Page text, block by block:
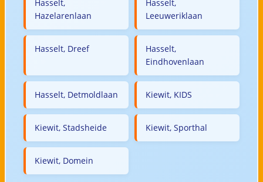
Hasselt,
Hazelarenlaan
Hasselt,
Leeuweriklaan
Hasselt, Dreef
Hasselt,
Eindhovenlaan
Hasselt, Detmoldlaan Kiewit, KIDS
Kiewit, Stadsheide Kiewit, Sporthal
Kiewit, Domein